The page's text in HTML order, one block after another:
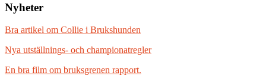
Nyheter
Bra artikel om Collie i Brukshunden
Nya utställnings- och championatregler
En bra film om bruksgrenen rapport.